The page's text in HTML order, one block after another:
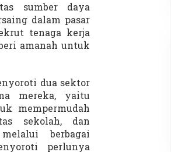
sumber daya
dalam pasar
tenaga kerja
amanah untuk
dua sektor
mereka, yaitu
mempermudah
sekolah, dan
berbagai
perlunya
Rekognisi Sejarah Kerajaan Siak
dan Harapan Daerah Istimewa Riau
Di KOLOM, Opini, SOROTAN